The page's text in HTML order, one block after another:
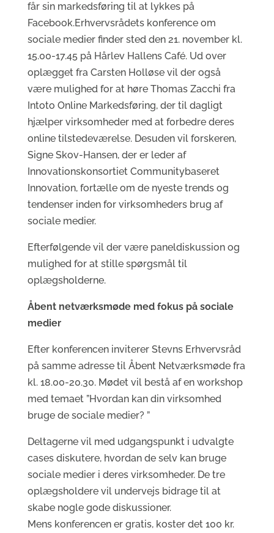
får sin markedsføring til at lykkes på
Facebook.Erhvervsrådets konference om
sociale medier finder sted den 21. november kl.
15.00-17.45 på Hårlev Hallens Café. Ud over
oplægget fra Carsten Holløse vil der også
være mulighed for at høre Thomas Zacchi fra
Intoto Online Markedsføring, der til dagligt
hjælper virksomheder med at forbedre deres
online tilstedeværelse. Desuden vil forskeren,
Signe Skov-Hansen, der er leder af
Innovationskonsortiet Communitybaseret
Innovation, fortælle om de nyeste trends og
tendenser inden for virksomheders brug af
sociale medier.
Efterfølgende vil der være paneldiskussion og
mulighed for at stille spørgsmål til
oplægsholderne.
Åbent netværksmøde med fokus på sociale
medier
Efter konferencen inviterer Stevns Erhvervsråd
på samme adresse til Åbent Netværksmøde fra
kl. 18.00-20.30. Mødet vil bestå af en workshop
med temaet ”Hvordan kan din virksomhed
bruge de sociale medier? ”
Deltagerne vil med udgangspunkt i udvalgte
cases diskutere, hvordan de selv kan bruge
sociale medier i deres virksomheder. De tre
oplægsholdere vil undervejs bidrage til at
skabe nogle gode diskussioner.
Mens konferencen er gratis, koster det 100 kr.